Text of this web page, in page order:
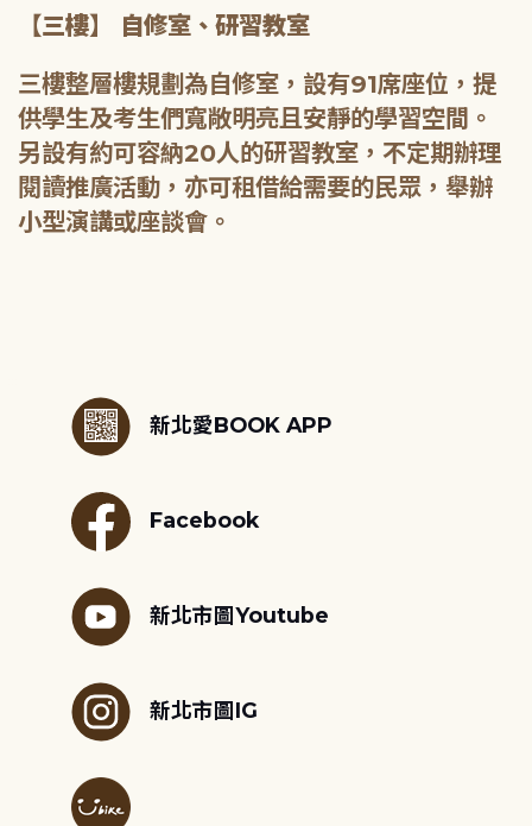
【三樓】 自修室、研習教室
三樓整層樓規劃為自修室，設有91席座位，提
供學生及考生們寬敞明亮且安靜的學習空間。
另設有約可容納20人的研習教室，不定期辦理
閱讀推廣活動，亦可租借給需要的民眾，舉辦
小型演講或座談會。
新北愛BOOK APP
Facebook
新北市圖Youtube
新北市圖IG